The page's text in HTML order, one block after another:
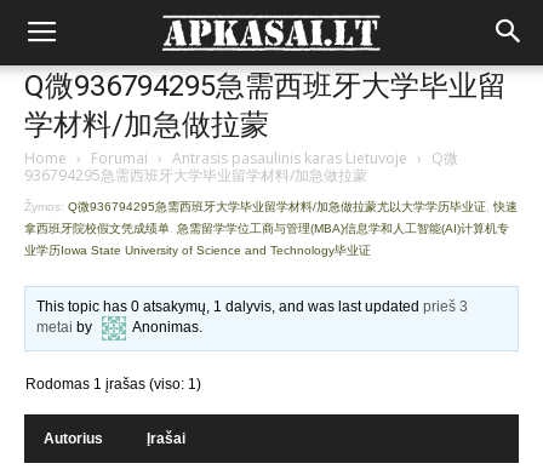
Q微936794295急需西班牙大学毕业留
学材料/加急做拉蒙
Home › Forumai › Antrasis pasaulinis karas Lietuvoje › Q微
936794295急需西班牙大学毕业留学材料/加急做拉蒙
Žymos: Q微936794295急需西班牙大学毕业留学材料/加急做拉蒙尤以大学学历毕业证 快速
拿西班牙院校假文凭成绩单 急需留学学位工商与管理(MBA)信息学和人工智能(AI)计算机专
业学历Iowa State University of Science and Technology毕业证
This topic has 0 atsakymų, 1 dalyvis, and was last updatedprieš 3
metai by Anonimas.
Rodomas 1 įrašas (viso: 1)
Autorius Įrašai